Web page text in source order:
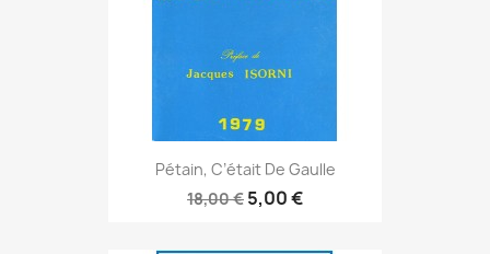
Pétain, C’était De Gaulle
18,00 € 5,00 €